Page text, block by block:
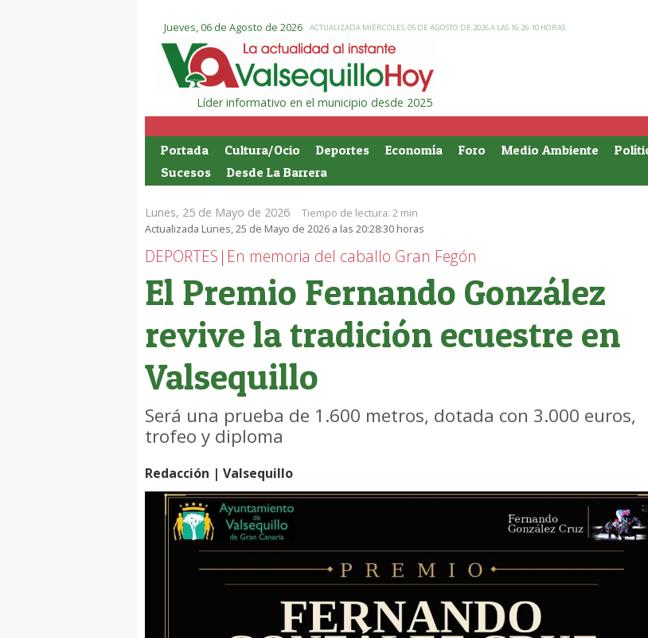
Jueves, 06 de Agosto de 2026 ACTUALIZADA MIÉRCOLES, 05 DE AGOSTO DE 2026 A LAS 16:26:10 HORAS
Líder informativo en el municipio desde 2025
Portada Cultura/Ocio Deportes Economía Foro Medio Ambiente
Sucesos
Desde La Barrera
Lunes, 25 de Mayo de 2026 Tiempo de lectura: 2 min
Actualizada Lunes, 25 de Mayo de 2026 a las 20:28:30 horas
DEPORTES|En memoria del caballo Gran Fegón
El Premio Fernando González
revive la tradición ecuestre en
Valsequillo
Será una prueba de 1.600 metros, dotada con 3.000 euros,
trofeo y diploma
Redacción | Valsequillo